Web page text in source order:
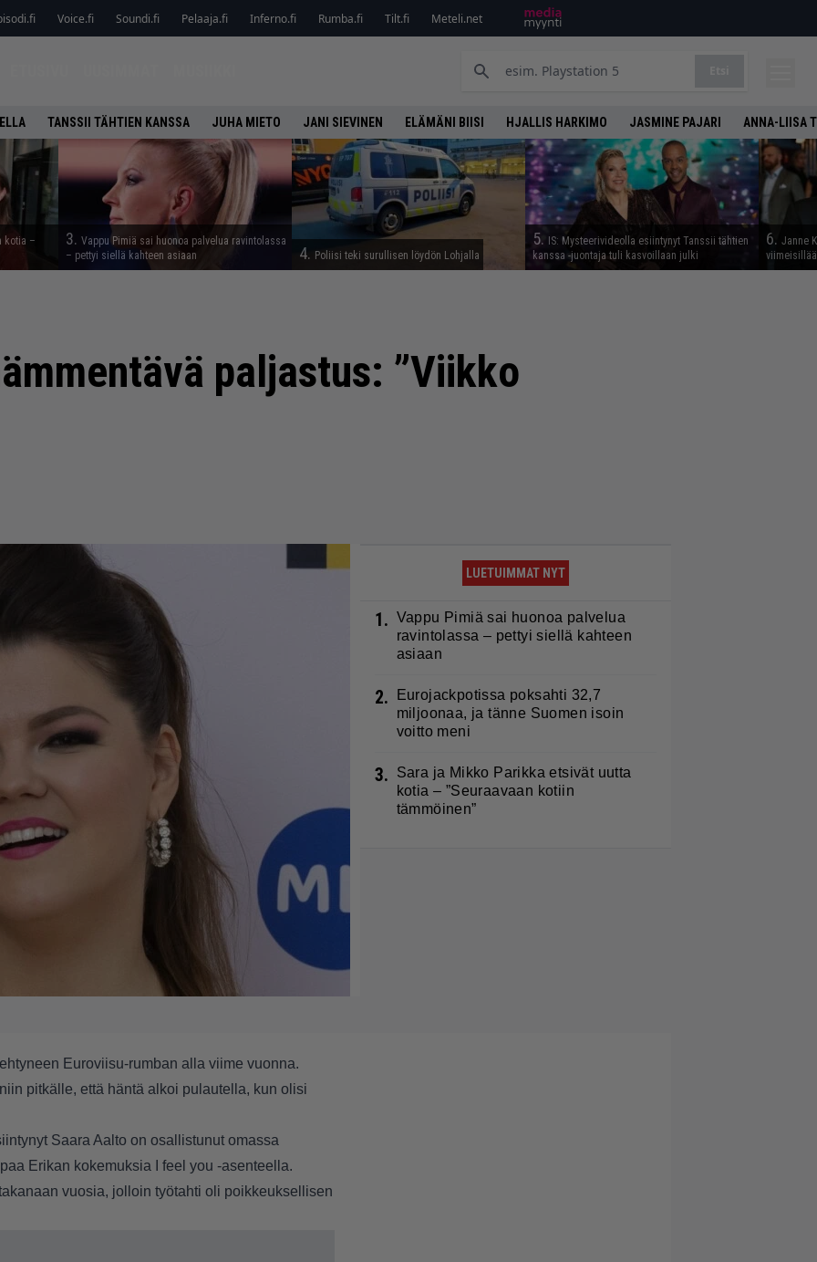
Voice.fi Soundi.fi Pelaaja.fi Inferno.fi Rumba.fi Tilt.fi Meteli.net
TANSSII TÄHTIEN KANSSA JUHA MIETO JANI SIEVINEN ELÄMÄNI BIISI HJALLIS HARKIMO JASMINE PAJARI ANNA-LIISA
kotia –
3. Vappu Pimiä sai huonoa palvelua ravintolassa
– pettyi siellä kahteen asiaan
4. Poliisi teki surullisen löydön Lohjalla
5.
IS: Mysteerivideolla esiintynyt Tanssii tähtien
kanssa -juontaja tuli kasvoillaan julki
6. Janne
paljastus: ”Viikko
LUETUIMMAT NYT
1. Vappu Pimiä sai huonoa palvelua
ravintolassa – pettyi siellä kahteen
asiaan
2.
Eurojackpotissa poksahti 32,7
miljoonaa, ja tänne Suomen isoin
voitto meni
3.
Sara ja Mikko Parikka etsivät uutta
kotia – ”Seuraavaan kotiin
tämmöinen”
Euroviisu-rumban alla viime vuonna.
pitkälle, että häntä alkoi pulautella, kun olisi
Saara Aalto on osallistunut omassa
Erikan kokemuksia I feel you -asenteella.
vuosia, jolloin työtahti oli poikkeuksellisen